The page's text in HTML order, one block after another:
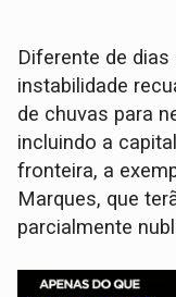
Diferente de
instabilidade
de chuvas para
incluindo a
fronteira, a
Marques, que
parcialmente